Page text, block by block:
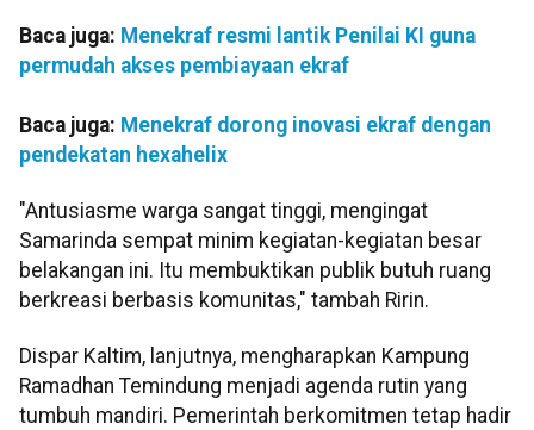
Baca juga: Menekraf resmi lantik Penilai KI guna
permudah akses pembiayaan ekraf
Baca juga: Menekraf dorong inovasi ekraf dengan
pendekatan hexahelix
"Antusiasme warga sangat tinggi, mengingat
Samarinda sempat minim kegiatan-kegiatan besar
belakangan ini. Itu membuktikan publik butuh ruang
berkreasi berbasis komunitas," tambah Ririn.
Dispar Kaltim, lanjutnya, mengharapkan Kampung
Ramadhan Temindung menjadi agenda rutin yang
tumbuh mandiri. Pemerintah berkomitmen tetap hadir